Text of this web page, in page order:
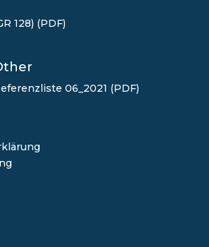
128) (PDF)
06_2021 (PDF)